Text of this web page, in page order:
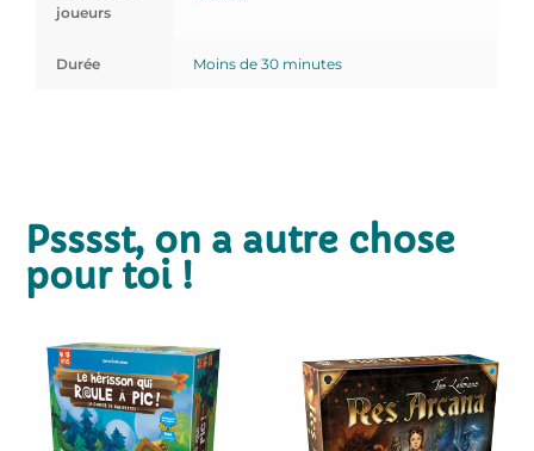
joueurs
Durée Moins de 30 minutes
Psssst, on a autre chose
pour toi !